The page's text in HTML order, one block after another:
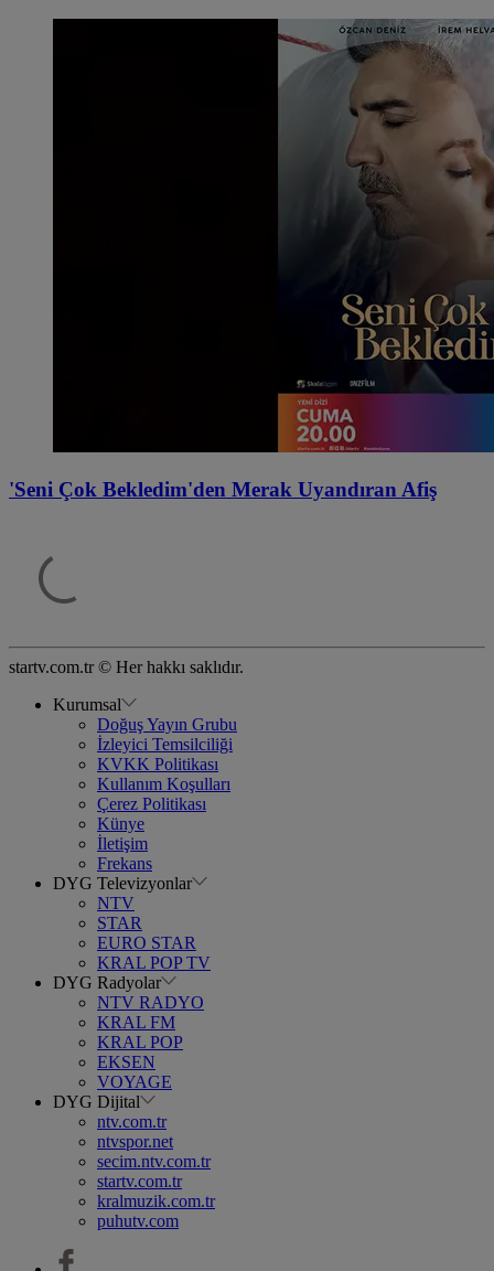
'Seni Çok Bekledim'den Merak Uyandıran Afiş
startv.com.tr © Her hakkı saklıdır.
Kurumsal
Doğuş Yayın Grubu
İzleyici Temsilciliği
KVKK Politikası
Kullanım Koşulları
Çerez Politikası
Künye
İletişim
Frekans
DYG Televizyonlar
NTV
STAR
EURO STAR
KRAL POP TV
DYG Radyolar
NTV RADYO
KRAL FM
KRAL POP
EKSEN
VOYAGE
DYG Dijital
ntv.com.tr
ntvspor.net
secim.ntv.com.tr
startv.com.tr
kralmuzik.com.tr
puhutv.com